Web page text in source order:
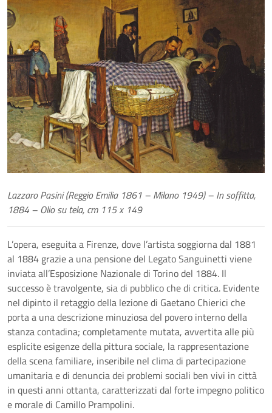
Lazzaro Pasini (Reggio Emilia 1861 – Milano 1949) – In soffitta,
1884 – Olio su tela, cm 115 x 149
L’opera, eseguita a Firenze, dove l’artista soggiorna dal 1881
al 1884 grazie a una pensione del Legato Sanguinetti viene
inviata all’Esposizione Nazionale di Torino del 1884. Il
successo è travolgente, sia di pubblico che di critica. Evidente
nel dipinto il retaggio della lezione di Gaetano Chierici che
porta a una descrizione minuziosa del povero interno della
stanza contadina; completamente mutata, avvertita alle più
esplicite esigenze della pittura sociale, la rappresentazione
della scena familiare, inseribile nel clima di partecipazione
umanitaria e di denuncia dei problemi sociali ben vivi in città
in questi anni ottanta, caratterizzati dal forte impegno politico
e morale di Camillo Prampolini.